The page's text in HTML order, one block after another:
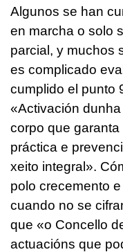
Algunos se han
en marcha o solo
parcial, y muchos
es complicado
cumplido el punto
«Activación
corpo que
práctica e
xeito integral».
polo crecemento
cuando no se
que «o Concello
actuacións que